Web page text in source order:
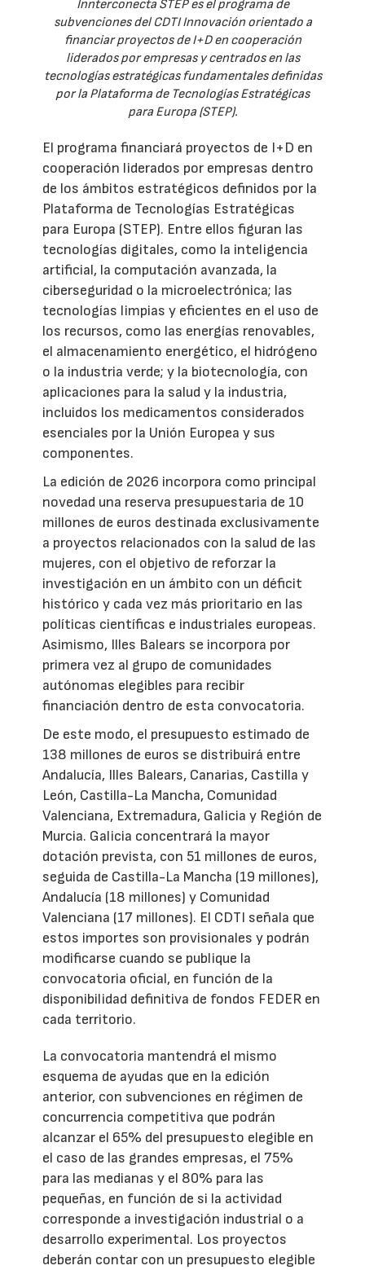
Innterconecta STEP es el programa de
subvenciones del CDTI Innovación orientado a
financiar proyectos de I+D en cooperación
liderados por empresas y centrados en las
tecnologías estratégicas fundamentales definidas
por la Plataforma de Tecnologías Estratégicas
para Europa (STEP).
El programa financiará proyectos de I+D en
cooperación liderados por empresas dentro
de los ámbitos estratégicos definidos por la
Plataforma de Tecnologías Estratégicas
para Europa (STEP). Entre ellos figuran las
tecnologías digitales, como la inteligencia
artificial, la computación avanzada, la
ciberseguridad o la microelectrónica; las
tecnologías limpias y eficientes en el uso de
los recursos, como las energías renovables,
el almacenamiento energético, el hidrógeno
o la industria verde; y la biotecnología, con
aplicaciones para la salud y la industria,
incluidos los medicamentos considerados
esenciales por la Unión Europea y sus
componentes.
La edición de 2026 incorpora como principal
novedad una reserva presupuestaria de 10
millones de euros destinada exclusivamente
a proyectos relacionados con la salud de las
mujeres, con el objetivo de reforzar la
investigación en un ámbito con un déficit
histórico y cada vez más prioritario en las
políticas científicas e industriales europeas.
Asimismo, Illes Balears se incorpora por
primera vez al grupo de comunidades
autónomas elegibles para recibir
financiación dentro de esta convocatoria.
De este modo, el presupuesto estimado de
138 millones de euros se distribuirá entre
Andalucía, Illes Balears, Canarias, Castilla y
León, Castilla-La Mancha, Comunidad
Valenciana, Extremadura, Galicia y Región de
Murcia. Galicia concentrará la mayor
dotación prevista, con 51 millones de euros,
seguida de Castilla-La Mancha (19 millones),
Andalucía (18 millones) y Comunidad
Valenciana (17 millones). El CDTI señala que
estos importes son provisionales y podrán
modificarse cuando se publique la
convocatoria oficial, en función de la
disponibilidad definitiva de fondos FEDER en
cada territorio.
La convocatoria mantendrá el mismo
esquema de ayudas que en la edición
anterior, con subvenciones en régimen de
concurrencia competitiva que podrán
alcanzar el 65% del presupuesto elegible en
el caso de las grandes empresas, el 75%
para las medianas y el 80% para las
pequeñas, en función de si la actividad
corresponde a investigación industrial o a
desarrollo experimental. Los proyectos
deberán contar con un presupuesto elegible